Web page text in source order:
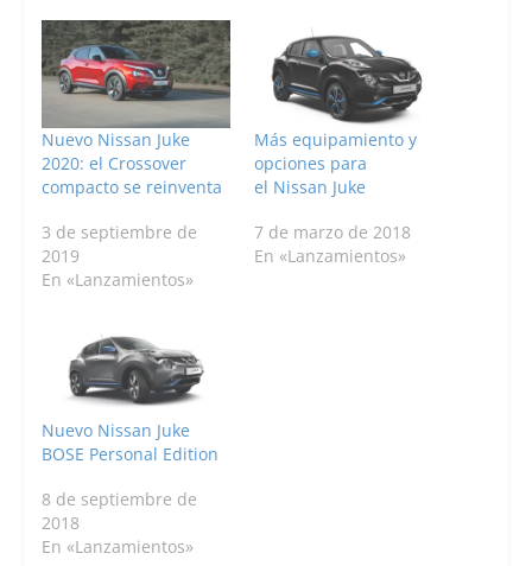
Nuevo Nissan Juke
2020: el Crossover
compacto se reinventa
3 de septiembre de
2019
En «Lanzamientos»
Más equipamiento y
opciones para
el Nissan Juke
7 de marzo de 2018
En «Lanzamientos»
Nuevo Nissan Juke
BOSE Personal Edition
8 de septiembre de
2018
En «Lanzamientos»